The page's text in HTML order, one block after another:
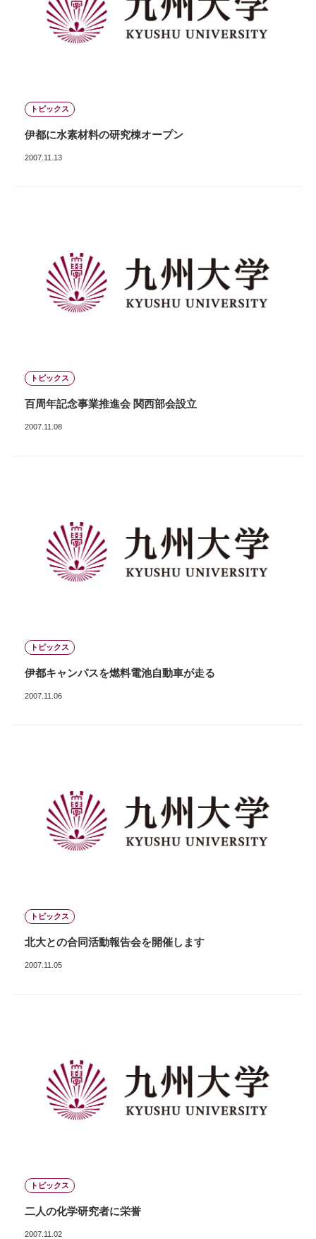
トピックス
伊都に水素材料の研究棟オープン
2007.11.13
トピックス
百周年記念事業推進会 関西部会設立
2007.11.08
トピックス
伊都キャンパスを燃料電池自動車が走る
2007.11.06
トピックス
北大との合同活動報告会を開催します
2007.11.05
トピックス
二人の化学研究者に栄誉
2007.11.02